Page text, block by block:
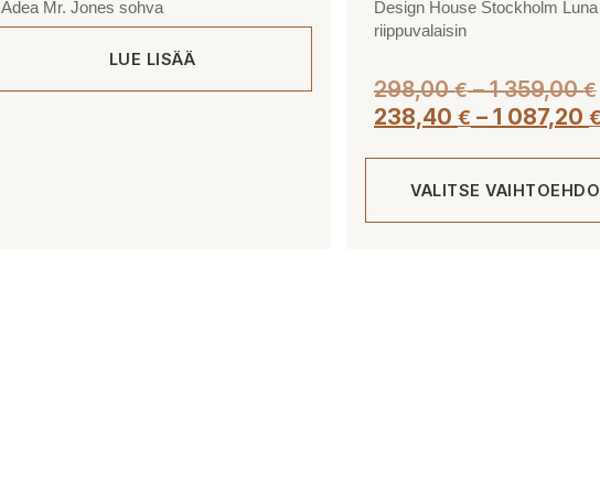
Adea Mr. Jones sohva
LUE LISÄÄ
Design House Stockholm Luna
riippuvalaisin
298,00€ – 1 359,00€
238,40 € – 1 087,20 €
VALITSE